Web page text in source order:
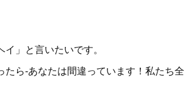
」と言いたいです。
ら-あなたは間違っています！私たち全